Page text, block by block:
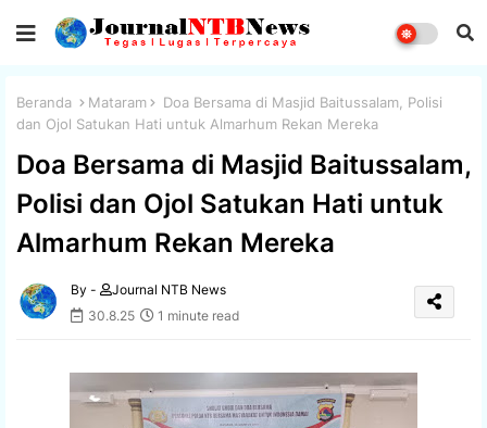
Beranda Mataram
Doa Bersama di Masjid Baitussalam, Polisi
dan Ojol Satukan Hati untuk Almarhum Rekan Mereka
Doa Bersama di Masjid Baitussalam,
Polisi dan Ojol Satukan Hati untuk
Almarhum Rekan Mereka
By -
Journal NTB News
30.8.25
1 minute read